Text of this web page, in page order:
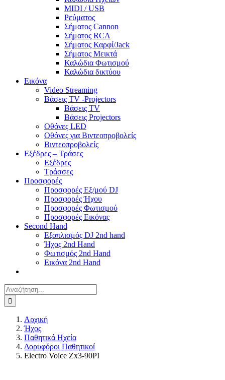
MIDI / USB
Ρεύματος
Σήματος Cannon
Σήματος RCA
Σήματος Καρφί/Jack
Σήματος Μεικτά
Καλώδια Φωτισμού
Καλώδια δικτύου
Εικόνα
Video Streaming
Βάσεις TV -Projectors
Βάσεις TV
Βάσεις Projectors
Οθόνες LED
Οθόνες για Βιντεοπροβολείς
Βιντεοπροβολείς
Εξέδρες – Τράσες
Εξέδρες
Τράσσες
Προσφορές
Προσφορές Εξ/μού DJ
Προσφορές Ήχου
Προσφορές Φωτισμού
Προσφορές Εικόνας
Second Hand
Εξοπλισμός DJ 2nd hand
Ήχος 2nd Hand
Φωτισμός 2nd Hand
Εικόνα 2nd Hand
Αναζήτηση
για:
Αρχική
Ήχος
Παθητικά Ηχεία
Δορυφόροι Παθητικοί
Electro Voice Zx3-90PI